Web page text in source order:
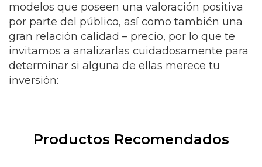
modelos que poseen una valoración positiva
por parte del público, así como también una
gran relación calidad – precio, por lo que te
invitamos a analizarlas cuidadosamente para
determinar si alguna de ellas merece tu
inversión:
Productos Recomendados